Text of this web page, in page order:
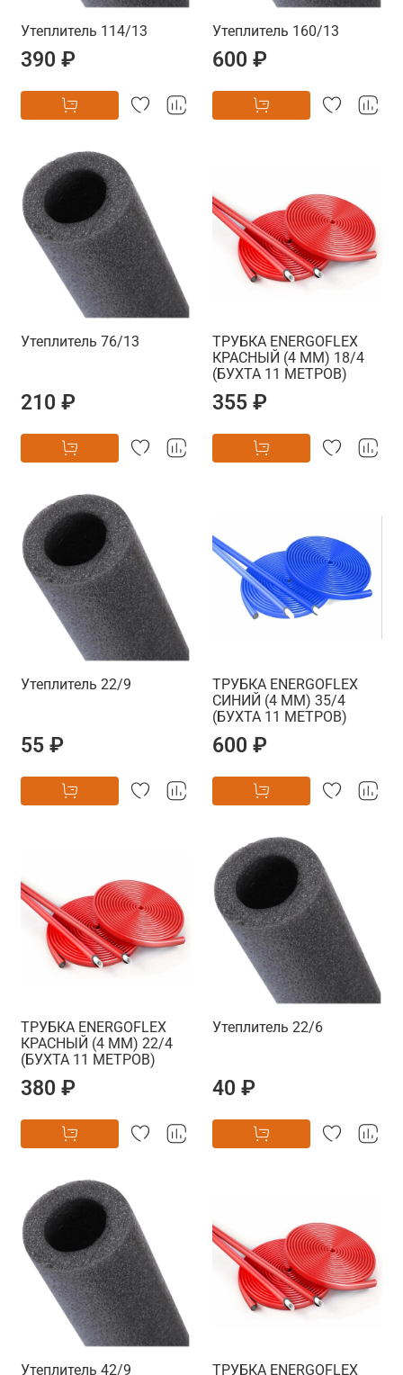
Утеплитель 114/13
390 ₽
Утеплитель 160/13
600 ₽
Утеплитель 76/13
210 ₽
ТРУБКА ENERGOFLEX
КРАСНЫЙ (4 ММ) 18/4
(БУХТА 11 МЕТРОВ)
355 ₽
Утеплитель 22/9
55 ₽
ТРУБКА ENERGOFLEX
СИНИЙ (4 ММ) 35/4
(БУХТА 11 МЕТРОВ)
600 ₽
ТРУБКА ENERGOFLEX
КРАСНЫЙ (4 ММ) 22/4
(БУХТА 11 МЕТРОВ)
380 ₽
Утеплитель 22/6
40 ₽
Утеплитель 42/9 ТРУБКА ENERGOFLEX